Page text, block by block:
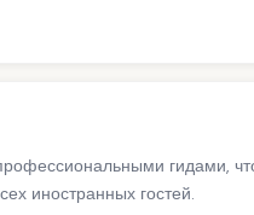
гидами,
иностранных гостей.